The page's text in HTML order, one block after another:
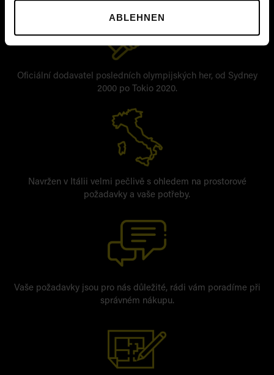
ABLEHNEN
Oficiální dodavatel posledních olympijských her, od Sydney
2000 po Tokio 2020.
Navržen v Itálii velmi pečlivě s ohledem na prostorové
požadavky a vaše potřeby.
Vaše požadavky jsou pro nás důležité, rádi vám poradíme při
správném nákupu.